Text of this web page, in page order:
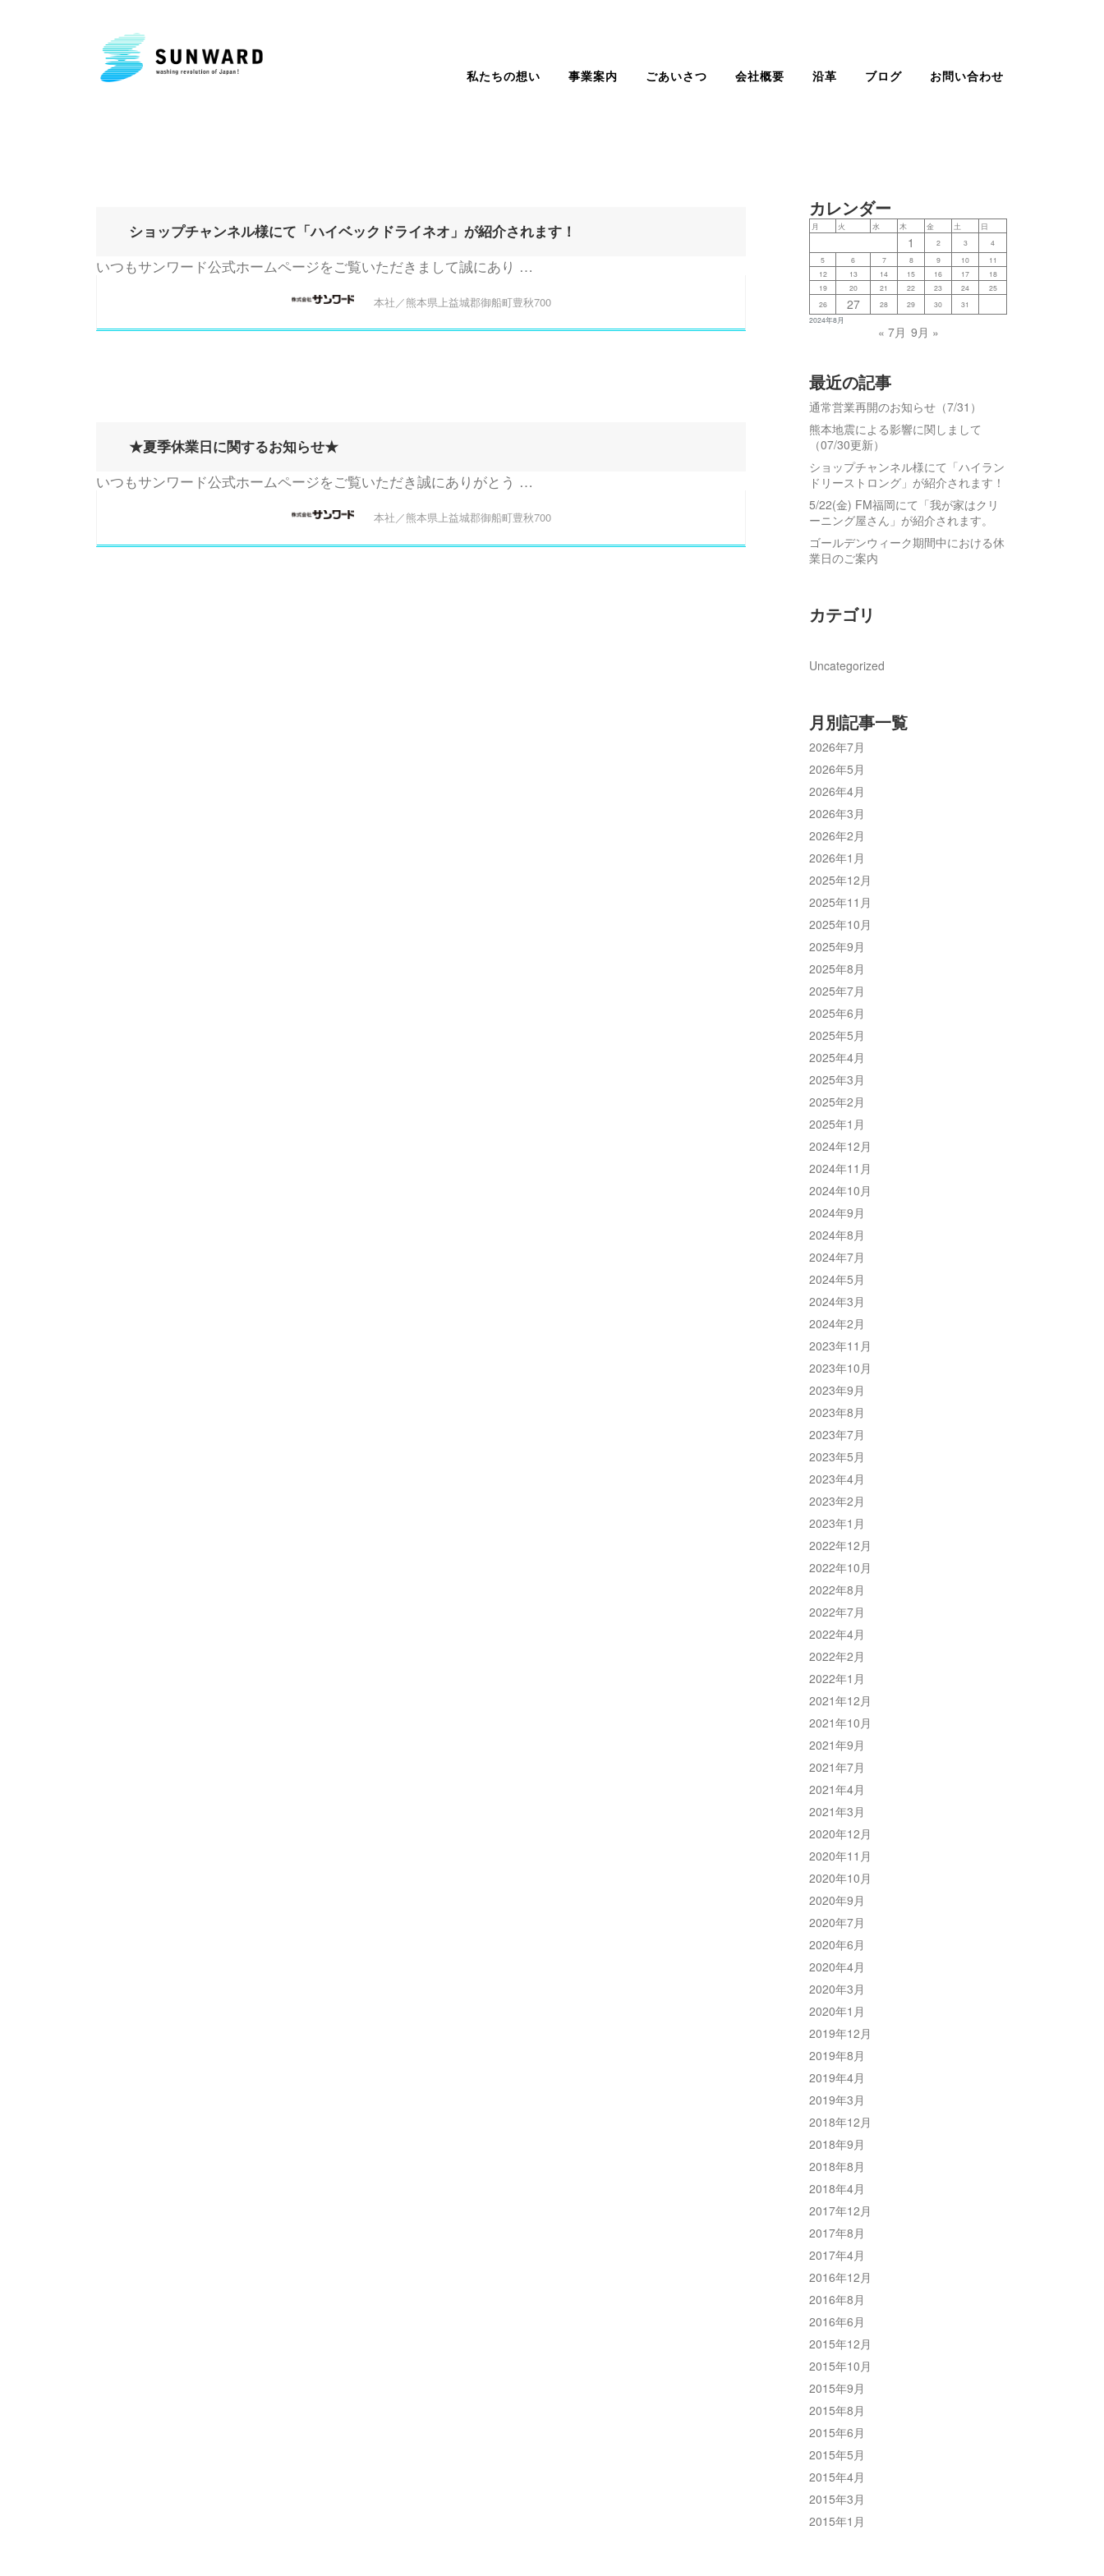
私たちの想い 事業案内 ごあいさつ 会社概要 沿革 ブログ お問い合わせ
月:2024年8月
ショップチャンネル様にて「ハイベックドライネオ」が紹介されます！
いつもサンワード公式ホームページをご覧いただきまして誠にあり …
本社／熊本県上益城郡御船町豊秋700
★夏季休業日に関するお知らせ★
いつもサンワード公式ホームページをご覧いただき誠にありがとう …
本社／熊本県上益城郡御船町豊秋700
カレンダー
2024年8月
月 火 水 木 金 土 日
1 2 3
4
5
6 7 8 9 10
11
12
13 14 15 16 17
18
19
20 21 22 23 24
25
26
27 28 29 30 31
« 7月 9月 »
最近の記事
通常営業再開のお知らせ（7/31）
熊本地震による影響に関しまして
（07/30更新）
ショップチャンネル様にて「ハイラン
ドリーストロング」が紹介されます！
5/22(金) FM福岡にて「我が家はクリ
ーニング屋さん」が紹介されます。
ゴールデンウィーク期間中における休
業日のご案内
カテゴリ
Uncategorized
月別記事一覧
2026年7月
2026年5月
2026年4月
2026年3月
2026年2月
2026年1月
2025年12月
2025年11月
2025年10月
2025年9月
2025年8月
2025年7月
2025年6月
2025年5月
2025年4月
2025年3月
2025年2月
2025年1月
2024年12月
2024年11月
2024年10月
2024年9月
2024年8月
2024年7月
2024年5月
2024年3月
2024年2月
2023年11月
2023年10月
2023年9月
2023年8月
2023年7月
2023年5月
2023年4月
2023年2月
2023年1月
2022年12月
2022年10月
2022年8月
2022年7月
2022年4月
2022年2月
2022年1月
2021年12月
2021年10月
2021年9月
2021年7月
2021年4月
2021年3月
2020年12月
2020年11月
2020年10月
2020年9月
2020年7月
2020年6月
2020年4月
2020年3月
2020年1月
2019年12月
2019年8月
2019年4月
2019年3月
2018年12月
2018年9月
2018年8月
2018年4月
2017年12月
2017年8月
2017年4月
2016年12月
2016年8月
2016年6月
2015年12月
2015年10月
2015年9月
2015年8月
2015年6月
2015年5月
2015年4月
2015年3月
2015年1月